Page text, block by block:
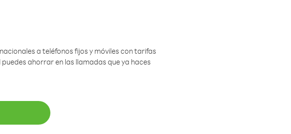
a teléfonos fijos y móviles con tarifas
ahorrar en las llamadas que ya haces